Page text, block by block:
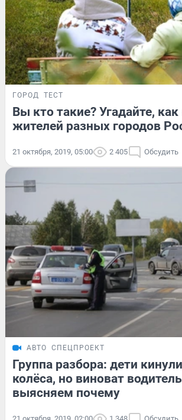
ГОРОД ТЕСТ
Вы кто такие? Угадайте,
жителей разных городов
21 октября, 2019, 05:00 2 405 Обсудить
АВТО СПЕЦПРОЕКТ
Группа разбора: дети
колёса, но виноват
выясняем почему